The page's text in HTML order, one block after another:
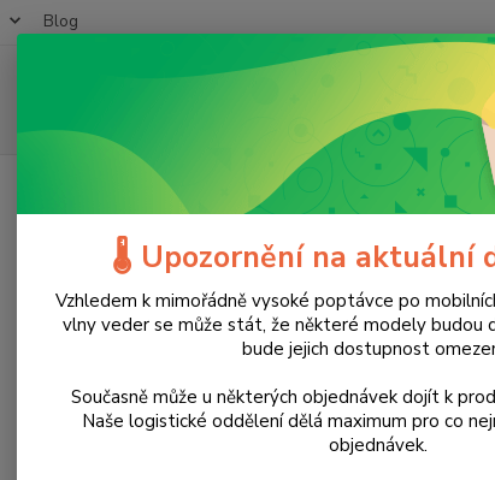
Blog
Ochlazovače vzduchu
Ochlazovač a zvlhčovač
Novinka Doprava ZDARMA
6 990
- 27
🌡️ Upozornění na aktuální
Vzhledem k mimořádně vysoké poptávce po
vlny veder se může stát, že některé modely budou
bude jejich dostupnost
Současně může u některých objednávek dojít k
Naše logistické oddělení dělá maximum pro co
objednávek.